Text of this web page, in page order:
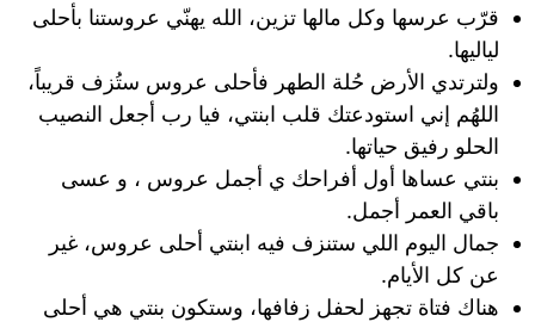
قرّب عرسها وكل مالها تزين، الله يهنّي عروستنا بأحلى
لياليها.
ولترتدي الأرض حُلة الطهر فأحلى عروس ستُزف قريباً،
اللهُم إني استودعتك قلب ابنتي، فيا رب أجعل النصيب
الحلو رفيق حياتها.
بنتي عساها أول أفراحك ي أجمل عروس ، و عسى
باقي العمر أجمل.
جمال اليوم اللي ستنزف فيه ابنتي أحلى عروس، غير
عن كل الأيام.
هناك فتاة تجهز لحفل زفافها، وستكون بنتي هي أحلى